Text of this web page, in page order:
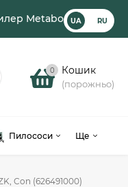
Metabo UA RU
0 Кошик
(порожньо)
Пилососи Ще
Con (626491000)